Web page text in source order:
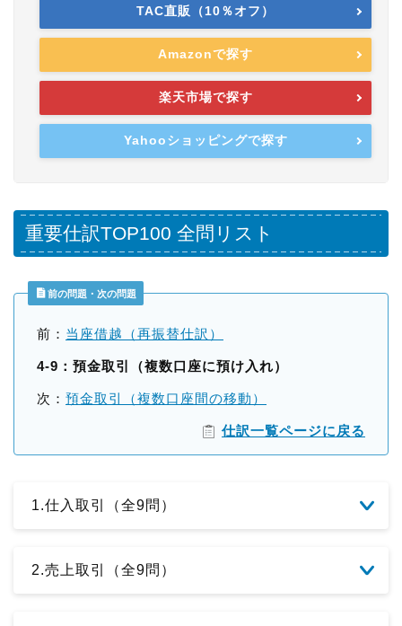
TAC直販（10％オフ）
Amazonで探す
楽天市場で探す
Yahooショッピングで探す
重要仕訳TOP100 全問リスト
前の問題・次の問題
前： 当座借越（再振替仕訳）
4-9：預金取引（複数口座に預け入れ）
次： 預金取引（複数口座間の移動）
仕訳一覧ページに戻る
1.仕入取引（全9問）
2.売上取引（全9問）